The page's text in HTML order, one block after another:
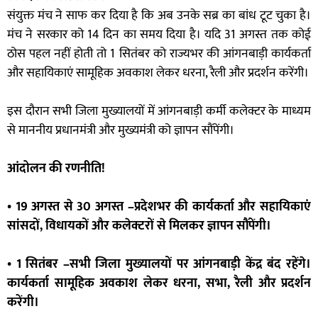
संयुक्त मंच ने साफ कर दिया है कि अब उनके सब्र का बांध टूट चुका है।
मंच ने सरकार को 14 दिन का समय दिया है। यदि 31 अगस्त तक कोई
ठोस पहल नहीं होती तो 1 सितंबर को राज्यभर की आंगनबाड़ी कार्यकर्ता
और सहायिकाएं सामूहिक अवकाश लेकर धरना, रैली और प्रदर्शन करेंगी।
इस दौरान सभी जिला मुख्यालयों में आंगनबाड़ी कर्मी कलेक्टर के माध्यम
से माननीय प्रधानमंत्री और मुख्यमंत्री को ज्ञापन सौंपेंगी।
आंदोलन की रणनीति!
• 19 अगस्त से 30 अगस्त –प्रदेशभर की कार्यकर्ता और सहायिकाएं
सांसदों, विधायकों और कलेक्टरों से मिलकर ज्ञापन सौंपेंगी।
• 1 सितंबर –सभी जिला मुख्यालयों पर आंगनबाड़ी केंद्र बंद रहेंगे।
कार्यकर्ता सामूहिक अवकाश लेकर धरना, सभा, रैली और प्रदर्शन
करेंगी।